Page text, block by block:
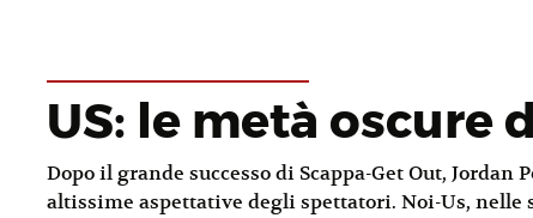
US: le metà oscure
Dopo il grande successo di Scappa-Get Out, Jordan
altissime aspettative degli spettatori. Noi-Us,